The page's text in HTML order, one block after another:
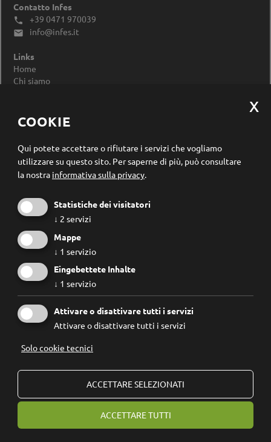
Contatto Infes
 +39 0471 970039
 info@infes.it
Links
Home
Chi siamo
Modificare le impostazioni dei cookie
Registrazione newsletter
Conosco e accetto le
© 2026
Fondazione Forum Prevenzione ETS
COOKIE
Qui potete accettare o rifiutare i servizi che vogliamo
utilizzare su questo sito. Per saperne di più, può consultare
la nostra informativa sulla privacy.
Statistiche dei visitatori
↓ 2 servizi
Mappe
↓ 1 servizio
Eingebettete Inhalte
↓ 1 servizio
Attivare o disattivare tutti i servizi
Attivare o disattivare tutti i servizi
Solo cookie tecnici
ACCETTARE SELEZIONATI
ACCETTARE TUTTI